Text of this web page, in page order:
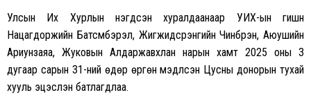
Улсын Их Хурлын нэгдсэн хуралдаанаар УИХ-ын гишүүн
Нацагдоржийн Батсүмбэрэл, Жигжидсүрэнгийн Чинбүрэн, Аюушийн
Ариунзаяа, Жуковын Алдаржавхлан нарын хамт 2025 оны 3
дугаар сарын 31-ний өдөр өргөн мэдүүлсэн Цусны донорын тухай
хууль эцэслэн батлагдлаа.